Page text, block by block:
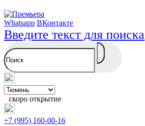
Whatsapp ВКонтакте
Введите текст для поиска
скоро открытие
+7 (995) 160-00-16